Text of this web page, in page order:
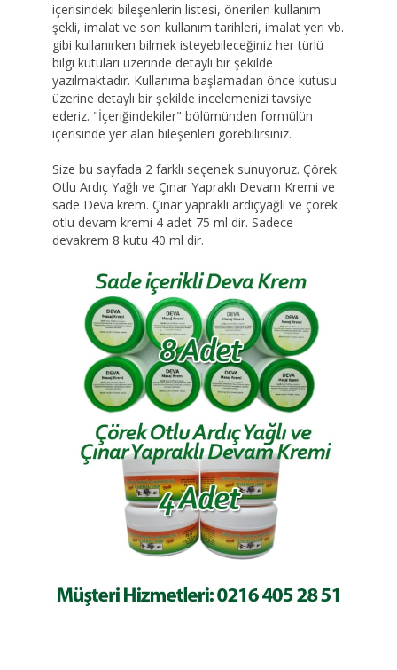
içerisindeki bileşenlerin listesi, önerilen kullanım
şekli, imalat ve son kullanım tarihleri, imalat yeri vb.
gibi kullanırken bilmek isteyebileceğiniz her türlü
bilgi kutuları üzerinde detaylı bir şekilde
yazılmaktadır. Kullanıma başlamadan önce kutusu
üzerine detaylı bir şekilde incelemenizi tavsiye
ederiz. "İçeriğindekiler" bölümünden formülün
içerisinde yer alan bileşenleri görebilirsiniz.
Size bu sayfada 2 farklı seçenek sunuyoruz. Çörek
Otlu Ardıç Yağlı ve Çınar Yapraklı Devam Kremi ve
sade Deva krem. Çınar yapraklı ardıçyağlı ve çörek
otlu devam kremi 4 adet 75 ml dir. Sadece
devakrem 8 kutu 40 ml dir.